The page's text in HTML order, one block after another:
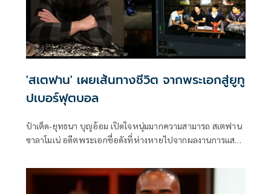
'สเตฟาน' เผยเส้นทางชีวิต จากพระเอกสู่ยูทู
ปเบอร์ฟุตบอล
ป๋าเต็ด-ยุทธนา บุญอ้อม เปิดใจหนุ่มมากความสามารถ สเตฟาน
ซาลาโมเน่ อดีตพระเอกชื่อดังที่ห่างหายไปจากผลงานการแสดง
“Late Night Game” ทางช่อง 9 กด 30